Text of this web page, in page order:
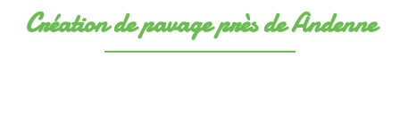
Création de pavage près de Andenne